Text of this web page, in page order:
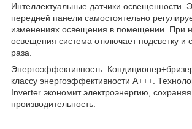
Интеллектуальные датчики освещенности.
передней панели самостоятельно
изменениях освещения в помещении. При
освещения система отключает подсветку и
раза.
Энергоэффективность.
классу энергоэффективности А+++.
Inverter экономит электроэнергию,
производительность.